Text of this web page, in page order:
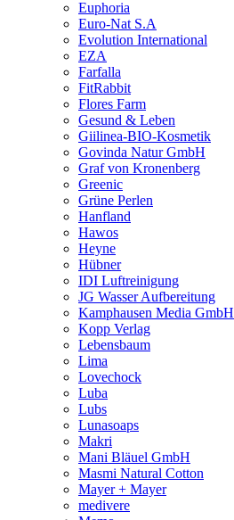
Euphoria
Euro-Nat S.A
Evolution International
EZA
Farfalla
FitRabbit
Flores Farm
Gesund & Leben
Giilinea-BIO-Kosmetik
Govinda Natur GmbH
Graf von Kronenberg
Greenic
Grüne Perlen
Hanfland
Hawos
Heyne
Hübner
IDI Luftreinigung
JG Wasser Aufbereitung
Kamphausen Media GmbH
Kopp Verlag
Lebensbaum
Lima
Lovechock
Luba
Lubs
Lunasoaps
Makri
Mani Bläuel GmbH
Masmi Natural Cotton
Mayer + Mayer
medivere